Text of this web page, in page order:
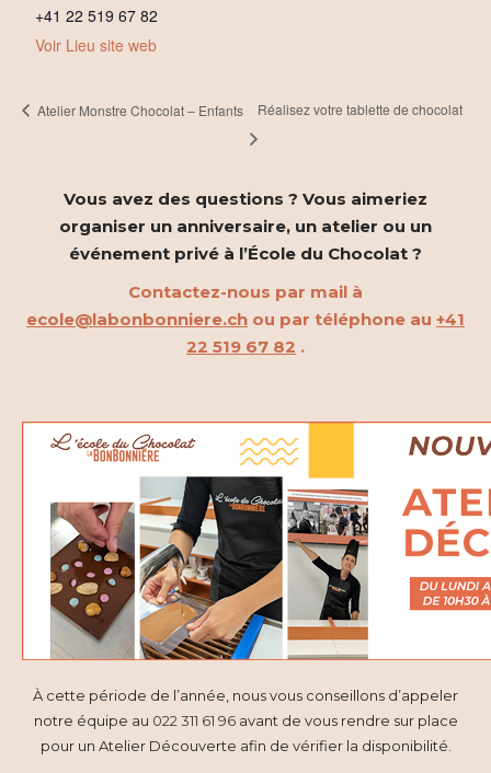
+41 22 519 67 82
Voir Lieu site web
Atelier Monstre Chocolat – Enfants Réalisez votre tablette de chocolat
Vous avez des questions ? Vous aimeriez
organiser un anniversaire, un atelier ou un
événement privé à l’École du Chocolat ?
Contactez-nous par mail à
ecole@labonbonniere.ch ou par téléphone au +41
22 519 67 82 .
À cette période de l’année, nous vous conseillons d’appeler
notre équipe au 022 311 61 96avant de vous rendre sur place
pour un Atelier Découverte afin de vérifier la disponibilité.